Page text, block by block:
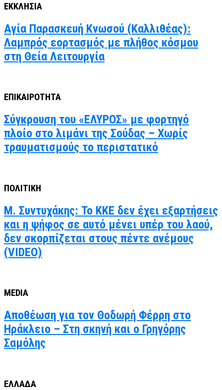
ΕΚΚΛΗΣΙΑ
Αγία Παρασκευή Κνωσού (Καλλιθέας):
Λαμπρός εορτασμός με πλήθος κόσμου
στη Θεία Λειτουργία
ΕΠΙΚΑΙΡΟΤΗΤΑ
Σύγκρουση του «ΕΛΥΡΟΣ» με φορτηγό
πλοίο στο λιμάνι της Σούδας – Χωρίς
τραυματισμούς το περιστατικό
ΠΟΛΙΤΙΚΗ
Μ. Συντυχάκης: Το ΚΚΕ δεν έχει εξαρτήσεις
και η ψήφος σε αυτό μένει υπέρ του λαού,
δεν σκορπίζεται στους πέντε ανέμους
(VIDEO)
MEDIA
Αποθέωση για τον Θοδωρή Φέρρη στο
Ηράκλειο – Στη σκηνή και ο Γρηγόρης
Σαμόλης
ΕΛΛΑΔΑ